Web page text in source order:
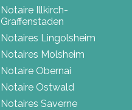
Notaire Illkirch-
Graffenstaden
Notaires Lingolsheim
Notaires Molsheim
Notaire Obernai
Notaire Ostwald
Notaires Saverne